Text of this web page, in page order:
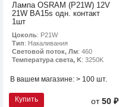
Лампа OSRAM (P21W) 12V
21W BA15s одн. контакт
1шт
Цоколь: P21W
Тип: Накаливания
Световой поток, Лм: 460
Температура света, K: 3250K
В вашем магазине: > 100 шт.
Купить от50 ₽